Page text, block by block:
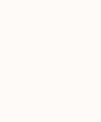
Kaffeeliebhaber sind.
löslichem
Kenntnisse
um ihn zu genießen.
die es eilig haben oder
investieren
kostengünstige